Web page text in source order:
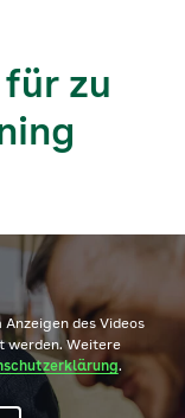
zu
des Videos
werden. Weitere
.